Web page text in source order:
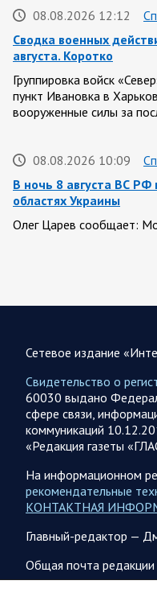
08.08.2026 12:12
Сводка военных
августа. Коротко
Группировка войск
пункт Ивановка в
вооруженные силы за
08.08.2026 10:09
В ночь 8 августа ВС
областях Украины
Олег Царев сообщает:
08.08.2026 10:05
397 украинских БПЛА
Белгородской,
Орловской,…
08.08.2026 09:45
После реализации
Аткарской
помочь с реализацией
Соответствующую
Бусаргин перед
Саратовской области.
Роман Бусаргин в
Сетевое издание
Свидетельство о
60030 выдано
сфере связи,
коммуникаций
«Редакция газеты
На информационном
рекомендательные
КОНТАКТНАЯ
Главный-редактор —
Общая почта